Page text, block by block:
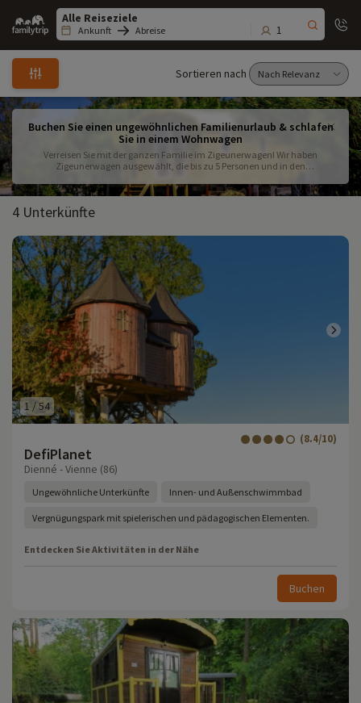
Family
trip
Ankunft Abreise 1
Sortieren nach
Buchen Sie einen ungewöhnlichen Familienurlaub & schlafen
Sie in einem Wohnwagen
Verreisen Sie mit der ganzen Familie im Zigeunerwagen! Wir haben
Zigeunerwagen ausgewählt, die bis zu 5 Personen und in den
praktischen und funktionalen Zigeunerwagen begeistern Groß und Klein für
einen ungewöhnlichen Familienurlaub.
4 Unterkünfte
1 /54
DefiPlanet
(8.4/10)
Dienné - Vienne (86)
Ungewöhnliche Unterkünfte Innen- und Außenschwimmbad
Vergnügungspark mit spielerischen und pädagogischen Elementen.
Entdecken Sie Aktivitäten in der Nähe
Buchen